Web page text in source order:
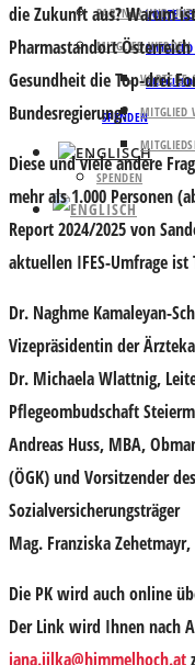
SPENDEN
PARTNER UND
MITGLIED WERDEN
VORTEILE
MITGLIED
SPENDEN
die Zukunft aus? Warum
Pharmastandort
Gesundheit die Top-drei
Bundesregierung?
Diese und viele andere
mehr als 1.000 Personen
Report 2024/2025 von
aktuellen IFES-Umfrage
Dr. Naghme Kamaleyan-
Vizepräsidentin der
Dr. Michaela Wlattnig,
Pflegeombudschaft
Andreas Huss, MBA,
(ÖGK) und Vorsitzender
Sozialversicherungsträger
Mag. Franziska Zehetmayr,
Die PK wird auch online
Der Link wird Ihnen nach
jana.jilka@himmelhoch.at